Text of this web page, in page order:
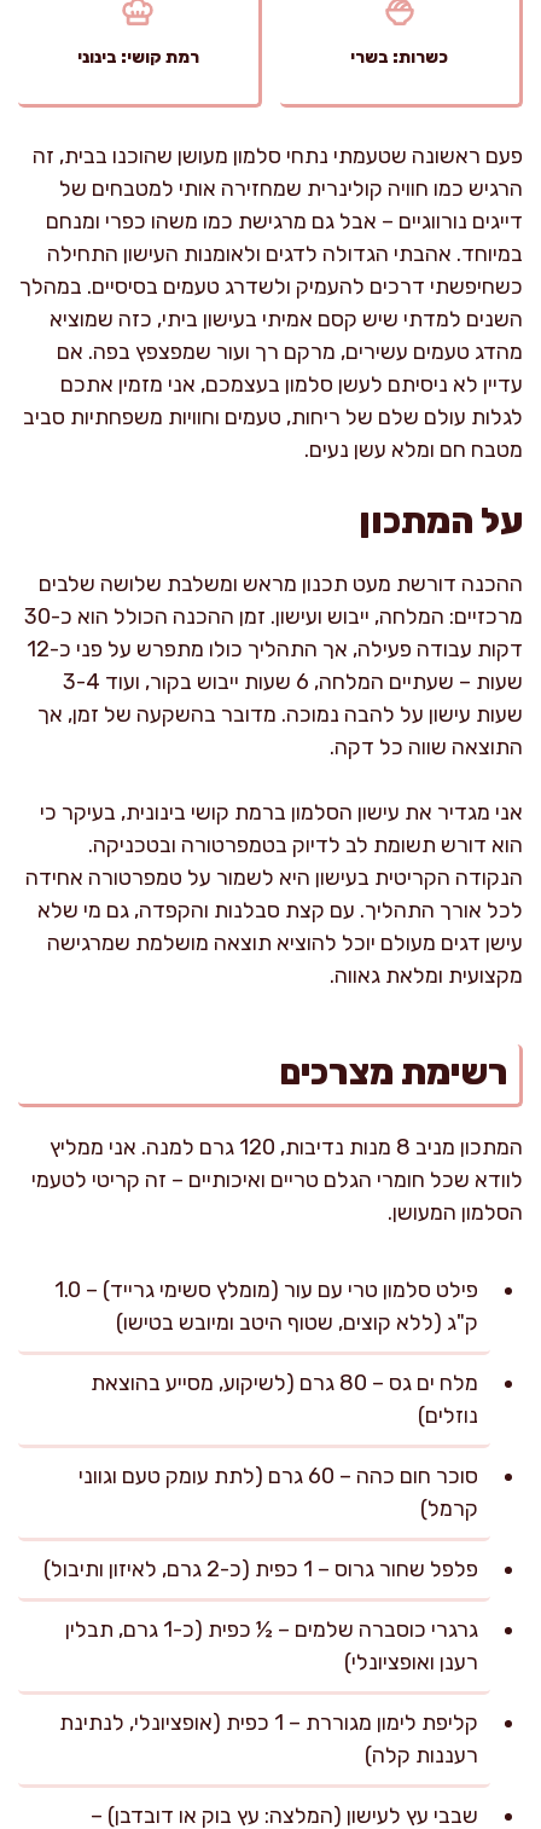
כשרות: בשרי רמת קושי: בינוני
פעם ראשונה שטעמתי נתחי סלמון מעושן שהוכנו בבית, זה
הרגיש כמו חוויה קולינרית שמחזירה אותי למטבחים של
דייגים נורווגיים – אבל גם מרגישת כמו משהו כפרי ומנחם
במיוחד. אהבתי הגדולה לדגים ולאומנות העישון התחילה
כשחיפשתי דרכים להעמיק ולשדרג טעמים בסיסיים. במהלך
השנים למדתי שיש קסם אמיתי בעישון ביתי, כזה שמוציא
מהדג טעמים עשירים, מרקם רך ועור שמפצפץ בפה. אם
עדיין לא ניסיתם לעשן סלמון בעצמכם, אני מזמין אתכם
לגלות עולם שלם של ריחות, טעמים וחוויות משפחתיות סביב
מטבח חם ומלא עשן נעים.
על המתכון
ההכנה דורשת מעט תכנון מראש ומשלבת שלושה שלבים
מרכזיים: המלחה, ייבוש ועישון. זמן ההכנה הכולל הוא כ-30
דקות עבודה פעילה, אך התהליך כולו מתפרש על פני כ-12
שעות – שעתיים המלחה, 6 שעות ייבוש בקור, ועוד 3-4
שעות עישון על להבה נמוכה. מדובר בהשקעה של זמן, אך
התוצאה שווה כל דקה.
אני מגדיר את עישון הסלמון ברמת קושי בינונית, בעיקר כי
הוא דורש תשומת לב לדיוק בטמפרטורה ובטכניקה.
הנקודה הקריטית בעישון היא לשמור על טמפרטורה אחידה
לכל אורך התהליך. עם קצת סבלנות והקפדה, גם מי שלא
עישן דגים מעולם יוכל להוציא תוצאה מושלמת שמרגישה
מקצועית ומלאת גאווה.
רשימת מצרכים
המתכון מניב 8 מנות נדיבות, 120 גרם למנה. אני ממליץ
לוודא שכל חומרי הגלם טריים ואיכותיים – זה קריטי לטעמי
הסלמון המעושן.
פילט סלמון טרי עם עור (מומלץ סשימי גרייד) – 1.0
ק"ג (ללא קוצים, שטוף היטב ומיובש בטישו)
מלח ים גס – 80 גרם (לשיקוע, מסייע בהוצאת
נוזלים)
סוכר חום כהה – 60 גרם (לתת עומק טעם וגווני
קרמל)
פלפל שחור גרוס – 1 כפית (כ-2 גרם, לאיזון ותיבול)
גרגרי כוסברה שלמים – ½ כפית (כ-1 גרם, תבלין
רענן ואופציונלי)
קליפת לימון מגוררת – 1 כפית (אופציונלי, לנתינת
רעננות קלה)
שבבי עץ לעישון (המלצה: עץ בוק או דובדבן) –